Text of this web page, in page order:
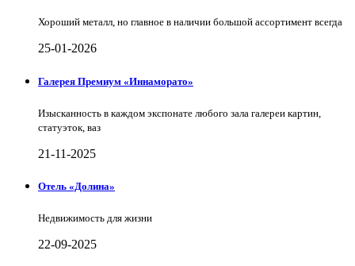
Хороший металл, но главное в наличии большой ассортимент всегда
25-01-2026
Галерея Премиум «Иннаморато»
Изысканность в каждом экспонате любого зала галереи картин,
статуэток, ваз
21-11-2025
Отель «Долина»
Недвижимость для жизни
22-09-2025